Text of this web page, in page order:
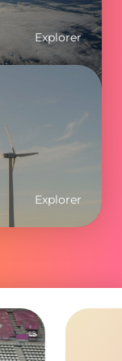
Explorer
Explorer